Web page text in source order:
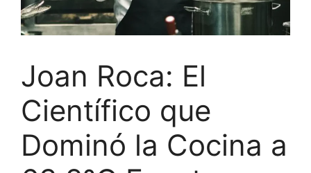
Joan Roca: El
Científico que
Dominó la Cocina a